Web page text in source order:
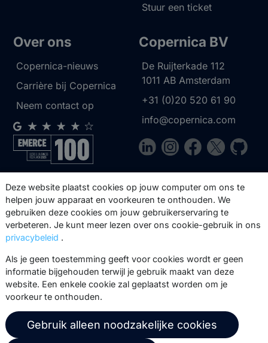
Stuur een ticket
Over ons
Copernica-nieuws
Carrière bij Copernica
Neem contact op
Copernica BV
De Ruijterkade 112
1011 AB Amsterdam
+31 (0)20 520 61 90
info@copernica.com
Via onze nieuwsbrief blijf je op de
hoogte van onze product updates,
events, webinars, best practices en
whitepapers.
Abonneer
© 2026 Copernica B.V.
Algemene voorwaarden
Privacybeleid
Deze website plaatst cookies op jouw computer om ons te
helpen jouw apparaat en voorkeuren te onthouden. We
gebruiken deze cookies om jouw gebruikerservaring te
verbeteren. Je kunt meer lezen over ons cookie-gebruik in ons
privacybeleid .
Als je geen toestemming geeft voor cookies wordt er geen
informatie bijgehouden terwijl je gebruik maakt van deze
website. Een enkele cookie zal geplaatst worden om je
voorkeur te onthouden.
Gebruik alleen noodzakelijke cookies